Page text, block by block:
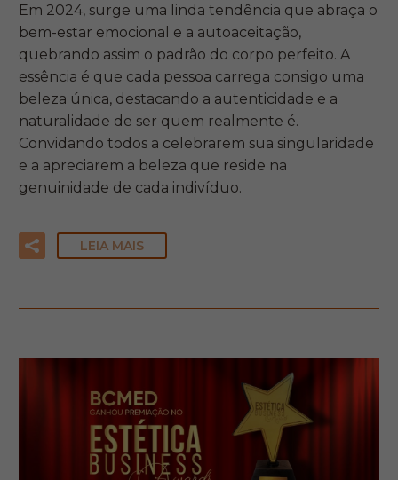
Em 2024, surge uma linda tendência que abraça o
bem-estar emocional e a autoaceitação,
quebrando assim o padrão do corpo perfeito. A
essência é que cada pessoa carrega consigo uma
beleza única, destacando a autenticidade e a
naturalidade de ser quem realmente é.
Convidando todos a celebrarem sua singularidade
e a apreciarem a beleza que reside na
genuinidade de cada indivíduo.
LEIA MAIS